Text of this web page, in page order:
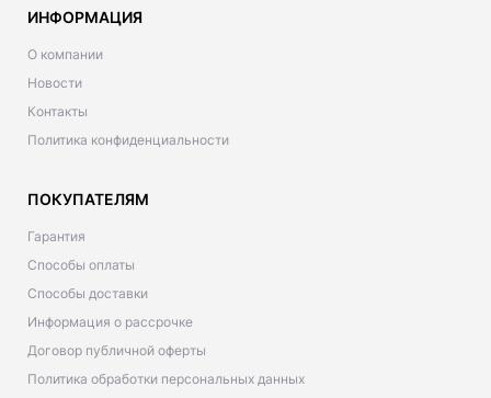
ИНФОРМАЦИЯ
О компании
Новости
Контакты
Политика конфиденциальности
ПОКУПАТЕЛЯМ
Гарантия
Способы оплаты
Способы доставки
Информация о рассрочке
Договор публичной оферты
Политика обработки персональных данных